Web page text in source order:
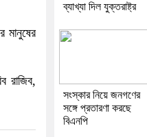
মানুষের
রাজিব,
ব্যাখ্যা দিল যুক্তরাষ্ট্র
সংস্কার নিয়ে জনগণের
সঙ্গে প্রতারণা করছে
বিএনপি